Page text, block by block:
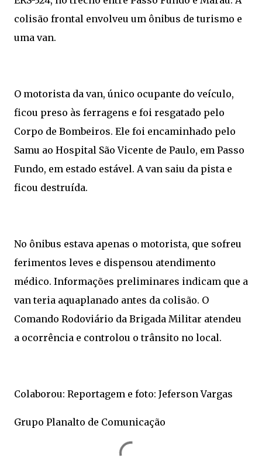
colisão frontal envolveu um ônibus de turismo e
uma van.
O motorista da van, único ocupante do veículo,
ficou preso às ferragens e foi resgatado pelo
Corpo de Bombeiros. Ele foi encaminhado pelo
Samu ao Hospital São Vicente de Paulo, em Passo
Fundo, em estado estável. A van saiu da pista e
ficou destruída.
No ônibus estava apenas o motorista, que sofreu
ferimentos leves e dispensou atendimento
médico. Informações preliminares indicam que a
van teria aquaplanado antes da colisão. O
Comando Rodoviário da Brigada Militar atendeu
a ocorrência e controlou o trânsito no local.
Colaborou: Reportagem e foto: Jeferson Vargas
Grupo Planalto de Comunicação